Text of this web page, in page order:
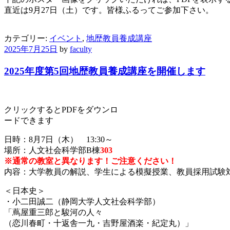
直近は9月27日（土）です。皆様ふるってご参加下さい。
カテゴリー: イベント , 地歴教員養成講座
2025年7月25日 by faculty
2025年度第5回地歴教員養成講座を開催します
クリックするとPDFをダウンロ
ードできます
日時：8月7日（木） 13:30～
場所：人文社会科学部B棟303
※通常の教室と異なります！ご注意ください！
内容：大学教員の解説、学生による模擬授業、教員採用試験
＜日本史＞
・小二田誠二（静岡大学人文社会科学部）
「蔦屋重三郎と駿河の人々
（恋川春町・十返舎一九・吉野屋酒楽・紀定丸）」